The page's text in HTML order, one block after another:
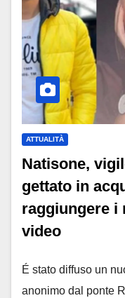
ATTUALITÀ
Natisone,
gettato in
raggiungere i
video
É stato diffuso un
anonimo dal ponte